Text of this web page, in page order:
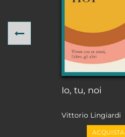
Io, tu, noi
Vittorio Lingiardi
ACQUISTA
Previous